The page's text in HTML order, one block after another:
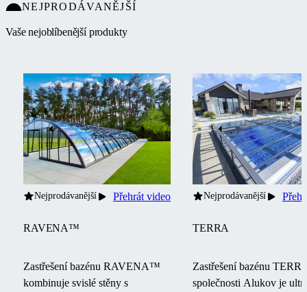
NEJPRODÁVANĚJŠÍ
Vaše nejoblíbenější produkty
Nejprodávanější
RAVENA™
Zastřešení bazénu RAVENA™
kombinuje svislé stěny s
Přehrát video Nejprodávanější
TERRA
Zastřešení bazénu
společnosti Alukov je